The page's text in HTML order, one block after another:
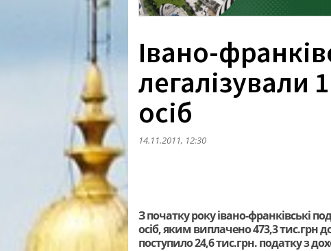
Івано-
легалізували
осіб
14.11.2011, 12:30
З початку року івано-франківські
осіб, яким виплачено 473,3 тис.грн
поступило 24,6 тис.грн. податку з